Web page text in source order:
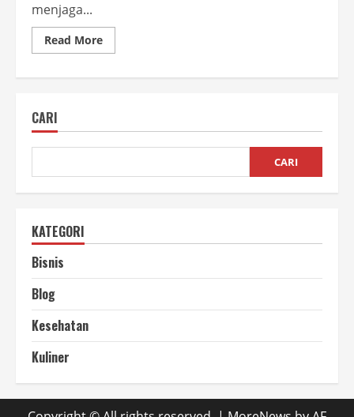
menjaga...
Read MoreRead
more
UMKM
CARI
CARI
KATEGORI
Bisnis
Blog
Kesehatan
Kuliner